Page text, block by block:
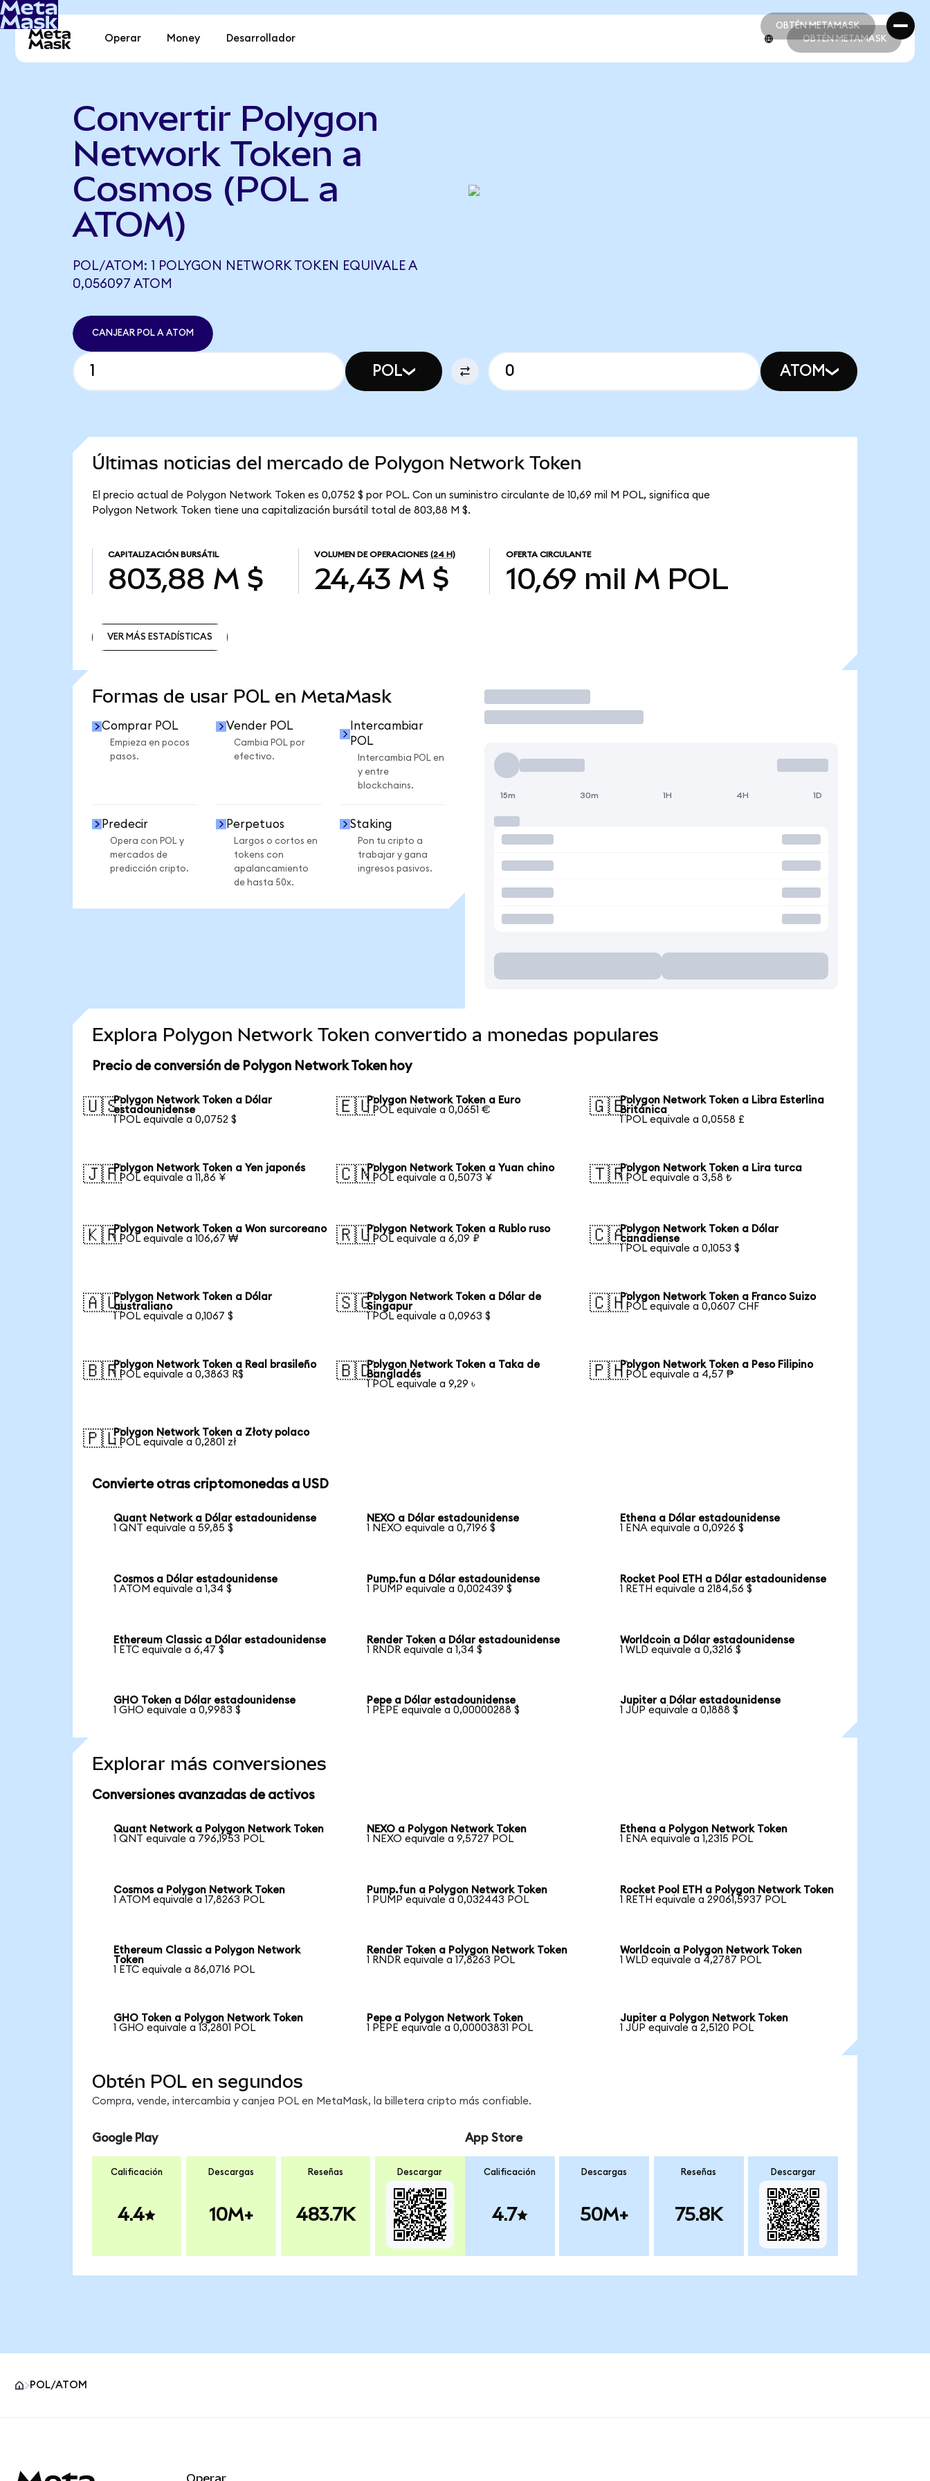
OBTÉN METAMASK
OBTÉN METAMASK
Operar Money Desarrollador OBTÉN METAMASK
Convertir Polygon
Network Token a
Cosmos (POL a
ATOM)
POL/ATOM: 1 POLYGON NETWORK TOKEN EQUIVALE A
0,056097 ATOM
CANJEAR POL A ATOM
POL ATOM
Últimas noticias del mercado de Polygon Network Token
El precio actual de Polygon Network Token es 0,0752 $ por POL. Con un suministro circulante de 10,69 mil M POL, significa que
Polygon Network Token tiene una capitalización bursátil total de 803,88 M $.
CAPITALIZACIÓN BURSÁTIL
803,88 M $
VOLUMEN DE OPERACIONES (24 H)
24,43 M $
OFERTA CIRCULANTE
10,69 mil M POL
VER MÁS ESTADÍSTICAS
Formas de usar POL en MetaMask
Comprar POL
Empieza en pocos
pasos.
Vender POL
Cambia POL por
efectivo.
Intercambiar
POL
Intercambia POL en
y entre
blockchains.
Predecir
Opera con POL y
mercados de
predicción cripto.
Perpetuos
Largos o cortos en
tokens con
apalancamiento
de hasta 50x.
Staking
Pon tu cripto a
trabajar y gana
ingresos pasivos.
Operar
15m 30m 1H 4H 1D
Explora Polygon Network Token convertido a monedas populares
Precio de conversión de Polygon Network Token hoy
🇺🇸Polygon Network Token a Dólar
estadounidense
1 POL equivale a 0,0752 $
🇪🇺Polygon Network Token a Euro
1 POL equivale a 0,0651 €
🇬🇧Polygon Network Token a Libra Esterlina
Británica
1 POL equivale a 0,0558 £
🇯🇵Polygon Network Token a Yen japonés
1 POL equivale a 11,86 ¥
🇨🇳Polygon Network Token a Yuan chino
1 POL equivale a 0,5073 ¥
🇹🇷Polygon Network Token a Lira turca
1 POL equivale a 3,58 ₺
🇰🇷Polygon Network Token a Won surcoreano
1 POL equivale a 106,67 ₩
🇷🇺Polygon Network Token a Rublo ruso
1 POL equivale a 6,09 ₽
🇨🇦Polygon Network Token a Dólar
canadiense
1 POL equivale a 0,1053 $
🇦🇺Polygon Network Token a Dólar
australiano
1 POL equivale a 0,1067 $
🇸🇬Polygon Network Token a Dólar de
Singapur
1 POL equivale a 0,0963 $
🇨🇭Polygon Network Token a Franco Suizo
1 POL equivale a 0,0607 CHF
🇧🇷Polygon Network Token a Real brasileño
1 POL equivale a 0,3863 R$
🇧🇩Polygon Network Token a Taka de
Bangladés
1 POL equivale a 9,29 ৳
🇵🇭Polygon Network Token a Peso Filipino
1 POL equivale a 4,57 ₱
🇵🇱Polygon Network Token a Złoty polaco
1 POL equivale a 0,2801 zł
Convierte otras criptomonedas a USD
Quant Network a Dólar estadounidense
1 QNT equivale a 59,85 $
NEXO a Dólar estadounidense
1 NEXO equivale a 0,7196 $
Ethena a Dólar estadounidense
1 ENA equivale a 0,0926 $
Cosmos a Dólar estadounidense
1 ATOM equivale a 1,34 $
Pump.fun a Dólar estadounidense
1 PUMP equivale a 0,002439 $
Rocket Pool ETH a Dólar estadounidense
1 RETH equivale a 2184,56 $
Ethereum Classic a Dólar estadounidense
1 ETC equivale a 6,47 $
Render Token a Dólar estadounidense
1 RNDR equivale a 1,34 $
Worldcoin a Dólar estadounidense
1 WLD equivale a 0,3216 $
GHO Token a Dólar estadounidense
1 GHO equivale a 0,9983 $
Pepe a Dólar estadounidense
1 PEPE equivale a 0,00000288 $
Jupiter a Dólar estadounidense
1 JUP equivale a 0,1888 $
Explorar más conversiones
Conversiones avanzadas de activos
Quant Network a Polygon Network Token
1 QNT equivale a 796,1953 POL
NEXO a Polygon Network Token
1 NEXO equivale a 9,5727 POL
Ethena a Polygon Network Token
1 ENA equivale a 1,2315 POL
Cosmos a Polygon Network Token
1 ATOM equivale a 17,8263 POL
Pump.fun a Polygon Network Token
1 PUMP equivale a 0,032443 POL
Rocket Pool ETH a Polygon Network Token
1 RETH equivale a 29061,5937 POL
Ethereum Classic a Polygon Network
Token
1 ETC equivale a 86,0716 POL
Render Token a Polygon Network Token
1 RNDR equivale a 17,8263 POL
Worldcoin a Polygon Network Token
1 WLD equivale a 4,2787 POL
GHO Token a Polygon Network Token
1 GHO equivale a 13,2801 POL
Pepe a Polygon Network Token
1 PEPE equivale a 0,00003831 POL
Jupiter a Polygon Network Token
1 JUP equivale a 2,5120 POL
Obtén POL en segundos
Compra, vende, intercambia y canjea POL en MetaMask, la billetera cripto más confiable.
Google Play
Calificación
4.4
Descargas
10M+
Reseñas
483.7K
Descargar
App Store
Calificación
4.7
Descargas
50M+
Reseñas
75.8K
Descargar
POL/ATOM
Operar